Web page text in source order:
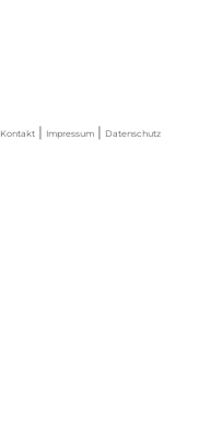
Kontakt| Impressum| Datenschutz